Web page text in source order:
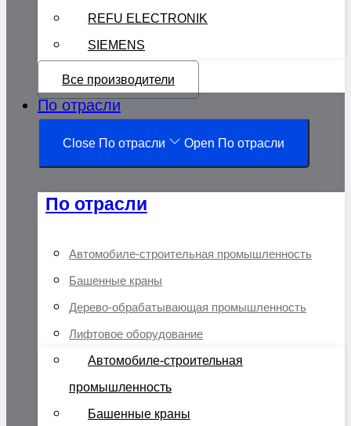
REFU ELECTRONIK
SIEMENS
Все производители
По отрасли
Close По отрасли Open По отрасли
По отрасли
Автомобиле-строительная промышленность
Башенные краны
Дерево-обрабатывающая промышленность
Лифтовое оборудование
Автомобиле-строительная
промышленность
Башенные краны